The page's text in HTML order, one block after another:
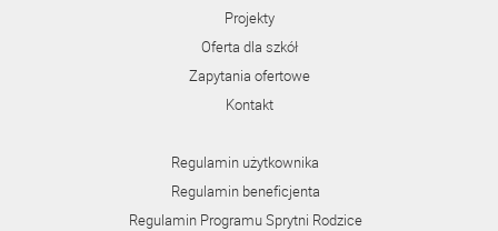
Projekty
Oferta dla szkół
Zapytania ofertowe
Kontakt
Regulamin użytkownika
Regulamin beneficjenta
Regulamin Programu Sprytni Rodzice